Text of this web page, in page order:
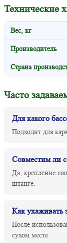
Технические
Вес, кг
Производитель
Страна
Часто
Для какого
Подходит для
Совместим ли
Да, крепление
штанге.
Как ухаживать
После
сухом месте.